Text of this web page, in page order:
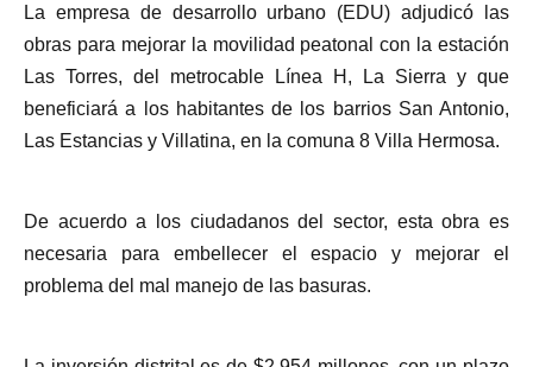
La empresa de desarrollo urbano (EDU) adjudicó las
obras para mejorar la movilidad peatonal con la estación
Las Torres, del metrocable Línea H, La Sierra y que
beneficiará a los habitantes de los barrios San Antonio,
Las Estancias y Villatina, en la comuna 8 Villa Hermosa.
De acuerdo a los ciudadanos del sector, esta obra es
necesaria para embellecer el espacio y mejorar el
problema del mal manejo de las basuras.